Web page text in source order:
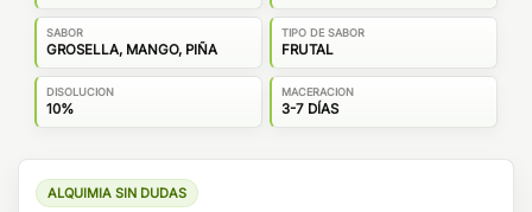
SABOR
GROSELLA, MANGO, PIÑA
TIPO DE SABOR
FRUTAL
DISOLUCION
10%
MACERACION
3-7 DÍAS
ALQUIMIA SIN DUDAS